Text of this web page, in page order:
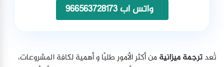
واتس اب 966563728173
تُعدترجمة ميزانيةمن أكثر الأمور طلبًا و أهمية لكافة المشروعات،